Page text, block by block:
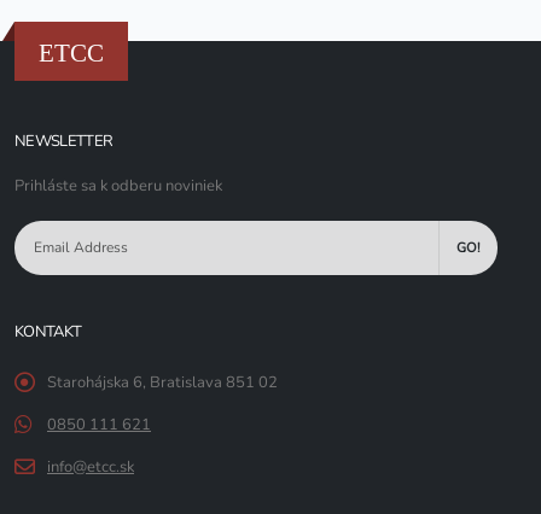
ETCC
NEWSLETTER
Prihláste sa k odberu noviniek
GO!
KONTAKT
Starohájska 6, Bratislava 851 02
0850 111 621
info@etcc.sk